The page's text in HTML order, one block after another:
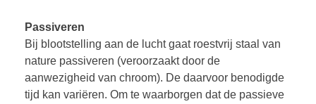
Passiveren
Bij blootstelling aan de lucht gaat roestvrij staal van
nature passiveren (veroorzaakt door de
aanwezigheid van chroom). De daarvoor benodigde
tijd kan variëren. Om te waarborgen dat de passieve